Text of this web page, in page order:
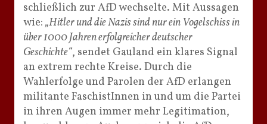
schließlich zur AfD wechselte. Mit Aussagen
wie: „Hitler und die Nazis sind nur ein Vogelschiss in
über 1000 Jahren erfolgreicher deutscher
Geschichte“, sendet Gauland ein klares Signal
an extrem rechte Kreise. Durch die
Wahlerfolge und Parolen der AfD erlangen
militante FaschistInnen in und um die Partei
in ihren Augen immer mehr Legitimation,